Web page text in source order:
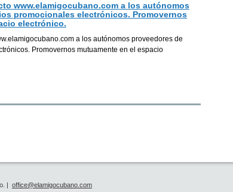
www.elamigocubano.com a los autónomos
promocionales electrónicos. Promovernos
electrónico.
a los autónomos proveedores de
Promovernos mutuamente en el espacio
| office@elamigocubano.com